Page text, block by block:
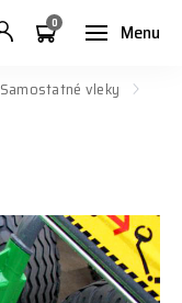
Menu
0
Samostatné vleky